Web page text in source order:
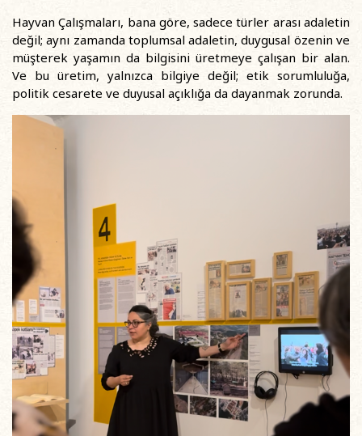
Hayvan Çalışmaları, bana göre, sadece türler arası adaletin
değil; aynı zamanda toplumsal adaletin, duygusal özenin ve
müşterek yaşamın da bilgisini üretmeye çalışan bir alan.
Ve bu üretim, yalnızca bilgiye değil; etik sorumluluğa,
politik cesarete ve duyusal açıklığa da dayanmak zorunda.